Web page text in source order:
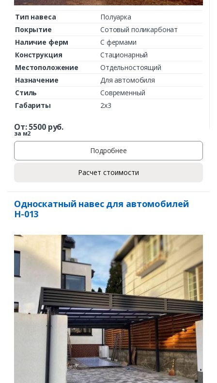
Тип навеса
Полуарка
Покрытие
Сотовый поликарбонат
Наличие ферм
С фермами
Конструкция
Стационарный
Местоположение
Отдельностоящий
Назначение
Для автомобиля
Стиль
Современный
Габариты
2х3
От:5500руб.
за м2
Подробнее
Расчет стоимости
Односкатный навес для автомобилей
Н-013